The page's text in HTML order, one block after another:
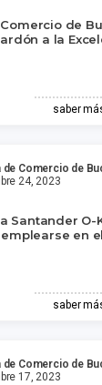
de
a la
saber
de Comercio de
24, 2023
Santander O-
en
saber
de Comercio de
17, 2023